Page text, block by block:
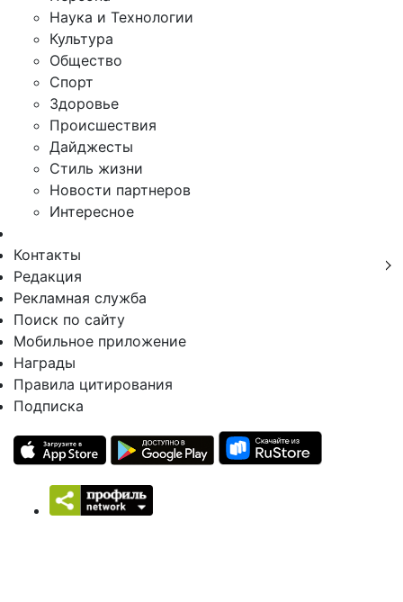
Наука и Технологии
Культура
Общество
Спорт
Здоровье
Происшествия
Дайджесты
Стиль жизни
Новости партнеров
Интересное
Контакты
Редакция
Рекламная служба
Поиск по сайту
Мобильное приложение
Награды
Правила цитирования
Подписка